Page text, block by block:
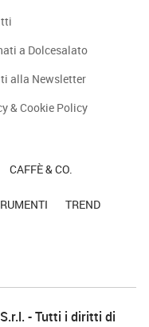
a Dolcesalato
alla Newsletter
& Cookie Policy
CAFFÈ & CO.
TREND
- Tutti i diritti di